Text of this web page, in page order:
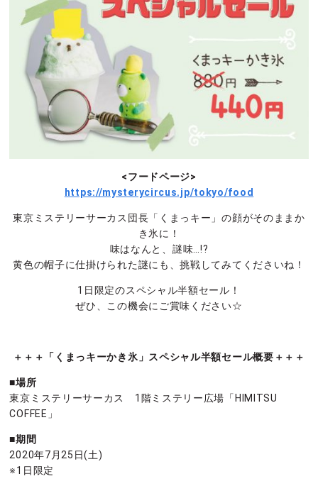
<フードページ>
https://mysterycircus.jp/tokyo/food
東京ミステリーサーカス団長「くまっキー」の顔がそのままか
き氷に！
味はなんと、謎味…!?
黄色の帽子に仕掛けられた謎にも、挑戦してみてくださいね！
1日限定のスペシャル半額セール！
ぜひ、この機会にご賞味ください☆
＋＋＋「くまっキーかき氷」スペシャル半額セール概要＋＋＋
■場所
東京ミステリーサーカス 1階ミステリー広場「HIMITSU
COFFEE」
■期間
2020年7月25日(土)
※1日限定